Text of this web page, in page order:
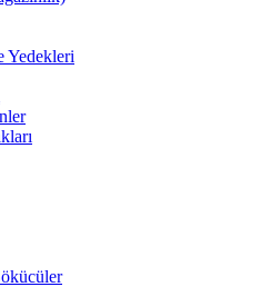
Yedekleri